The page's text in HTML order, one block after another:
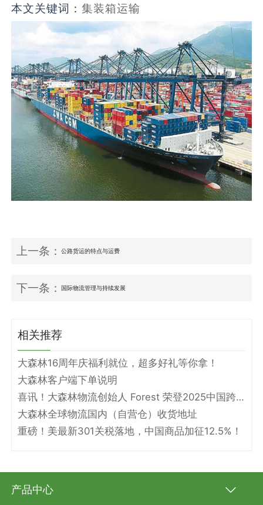
本文关键词：集装箱运输
上一条：公路货运的特点与运费
下一条：国际物流管理与持续发展
相关推荐
大森林16周年庆福利就位，超多好礼等你拿！
大森林客户端下单说明
喜讯！大森林物流创始人 Forest 荣登2025中国跨境电商物流名人堂！
大森林全球物流国内（自营仓）收货地址
重磅！美最新301关税落地，中国商品加征12.5%！
产品中心